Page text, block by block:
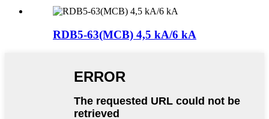
RDB5-63(MCB) 4,5 kA/6 kA